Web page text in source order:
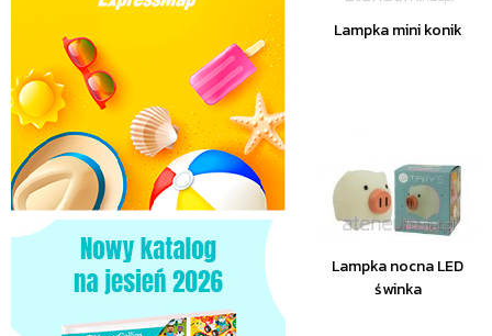
Lampka mini konik
Lampka nocna LED
świnka